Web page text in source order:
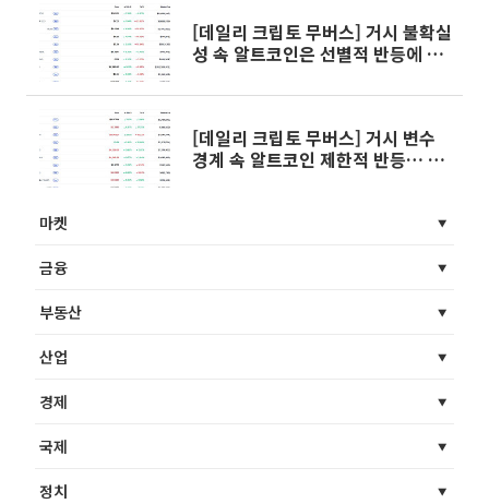
[데일리 크립토 무버스] 거시 불확실
성 속 알트코인은 선별적 반등에 그
[데일리 크립토 무버스] 거시 변수
경계 속 알트코인 제한적 반등… 캔
마켓
금융
부동산
산업
경제
국제
정치